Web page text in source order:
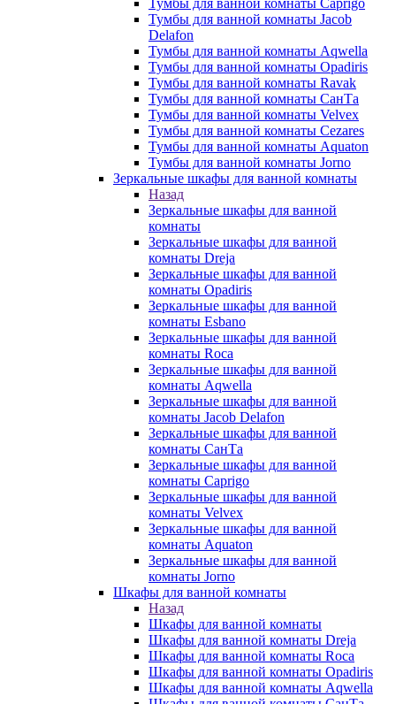
Тумбы для ванной комнаты Caprigo
Тумбы для ванной комнаты Jacob
Delafon
Тумбы для ванной комнаты Aqwella
Тумбы для ванной комнаты Opadiris
Тумбы для ванной комнаты Ravak
Тумбы для ванной комнаты СанТа
Тумбы для ванной комнаты Velvex
Тумбы для ванной комнаты Cezares
Тумбы для ванной комнаты Aquaton
Тумбы для ванной комнаты Jorno
Зеркальные шкафы для ванной комнаты
Назад
Зеркальные шкафы для ванной
комнаты
Зеркальные шкафы для ванной
комнаты Dreja
Зеркальные шкафы для ванной
комнаты Opadiris
Зеркальные шкафы для ванной
комнаты Esbano
Зеркальные шкафы для ванной
комнаты Roca
Зеркальные шкафы для ванной
комнаты Aqwella
Зеркальные шкафы для ванной
комнаты Jacob Delafon
Зеркальные шкафы для ванной
комнаты СанТа
Зеркальные шкафы для ванной
комнаты Caprigo
Зеркальные шкафы для ванной
комнаты Velvex
Зеркальные шкафы для ванной
комнаты Aquaton
Зеркальные шкафы для ванной
комнаты Jorno
Шкафы для ванной комнаты
Назад
Шкафы для ванной комнаты
Шкафы для ванной комнаты Dreja
Шкафы для ванной комнаты Roca
Шкафы для ванной комнаты Opadiris
Шкафы для ванной комнаты Aqwella